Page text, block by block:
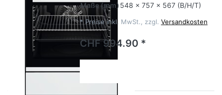
Maße(mm) 548 x 757 x 567 (B/H/T)
* Preise inkl. MwSt., zzgl. Versandkosten
CHF 994.90 *